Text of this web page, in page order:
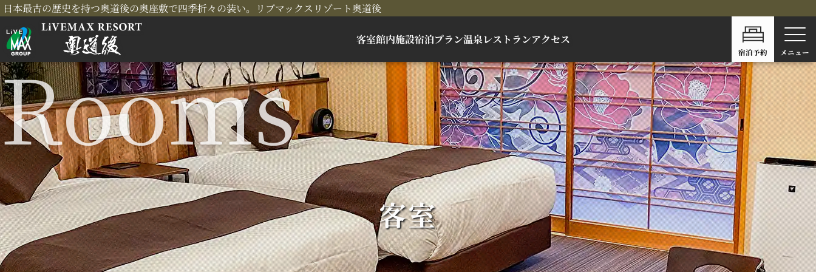
日本最古の歴史を持つ奥道後の奥座敷で四季折々の装い。リブマックスリゾート奥道後
客室館内施設宿泊プラン温泉レストランアクセス
宿泊予約 メニュー
客室